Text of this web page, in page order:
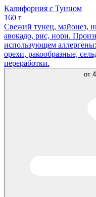
Калифорния с Тунцом
160 г
Свежий тунец, майонез,
авокадо, рис, нори.
использующем
орехи, ракообразные,
переработки.
от